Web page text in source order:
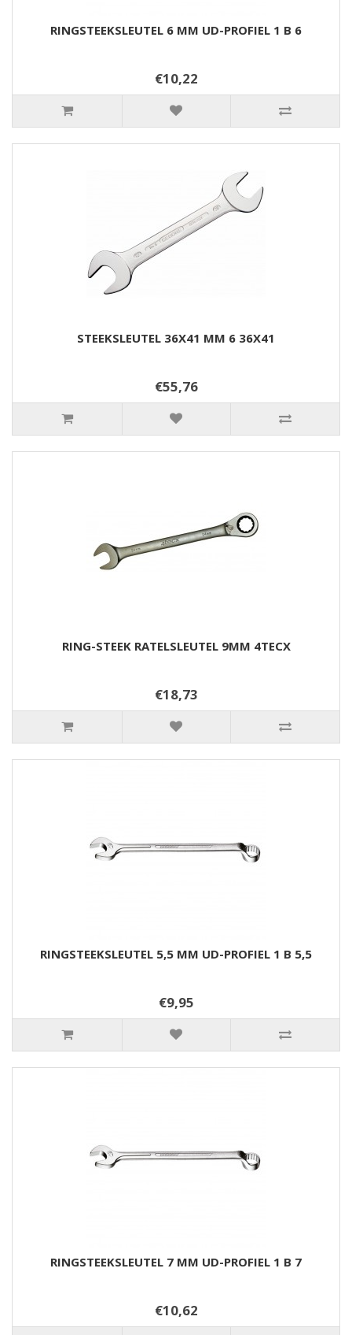
RINGSTEEKSLEUTEL 6 MM UD-PROFIEL 1 B 6
€10,22
STEEKSLEUTEL 36X41 MM 6 36X41
€55,76
RING-STEEK RATELSLEUTEL 9MM 4TECX
€18,73
RINGSTEEKSLEUTEL 5,5 MM UD-PROFIEL 1 B 5,5
€9,95
RINGSTEEKSLEUTEL 7 MM UD-PROFIEL 1 B 7
€10,62